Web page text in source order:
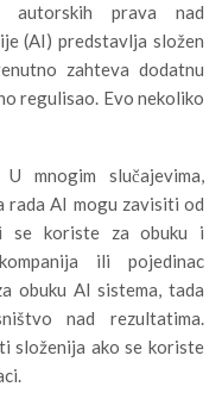
autorskih prava nad
(AI) predstavlja složen
zahteva dodatnu
regulisao. Evo nekoliko
mnogim slučajevima,
rada AI mogu zavisiti od
se koriste za obuku i
ili pojedinac
obuku AI sistema, tada
nad rezultatima.
složenija ako se koriste